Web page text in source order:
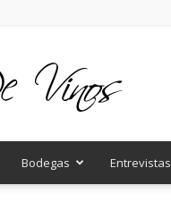
Bodegas Entrevistas